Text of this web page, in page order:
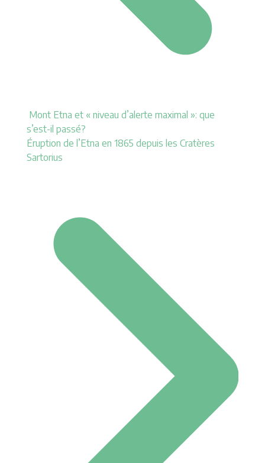
Mont Etna et « niveau d’alerte maximal »: que
s’est-il passé?
Éruption de l’Etna en 1865 depuis les Cratères
Sartorius